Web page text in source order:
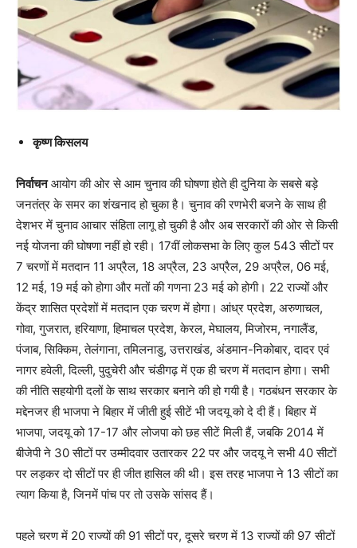
कृष्ण किसलय
निर्वाचनआयोग की ओर से आम चुनाव की घोषणा होते ही दुनिया के सबसे बड़े
जनतंत्र के समर का शंखनाद हो चुका है। चुनाव की रणभेरी बजने के साथ ही
देशभर में चुनाव आचार संहिता लागू हो चुकी है और अब सरकारों की ओर से किसी
नई योजना की घोषणा नहीं हो रही। 17वीं लोकसभा के लिए कुल 543 सीटों पर
7 चरणों में मतदान 11 अप्रैल, 18 अप्रैल, 23 अप्रैल, 29 अप्रैल, 06 मई,
12 मई, 19 मई को होगा और मतों की गणना 23 मई को होगी। 22 राज्यों और
केंद्र शासित प्रदेशों में मतदान एक चरण में होगा। आंध्र प्रदेश, अरुणाचल,
गोवा, गुजरात, हरियाणा, हिमाचल प्रदेश, केरल, मेघालय, मिजोरम, नगालैंड,
पंजाब, सिक्किम, तेलंगाना, तमिलनाडु, उत्तराखंड, अंडमान-निकोबार, दादर एवं
नागर हवेली, दिल्ली, पुदुचेरी और चंडीगढ़ में एक ही चरण में मतदान होगा। सभी
की नीति सहयोगी दलों के साथ सरकार बनाने की हो गयी है। गठबंधन सरकार के
मद्देनजर ही भाजपा ने बिहार में जीती हुई सीटें भी जदयू को दे दी हैं। बिहार में
भाजपा, जदयू को 17-17 और लोजपा को छह सीटें मिली हैं, जबकि 2014 में
बीजेपी ने 30 सीटों पर उम्मीदवार उतारकर 22 पर और जदयू ने सभी 40 सीटों
पर लड़कर दो सीटों पर ही जीत हासिल की थी। इस तरह भाजपा ने 13 सीटों का
त्याग किया है, जिनमें पांच पर तो उसके सांसद हैं।
पहले चरण में 20 राज्यों की 91 सीटों पर, दूसरे चरण में 13 राज्यों की 97 सीटों